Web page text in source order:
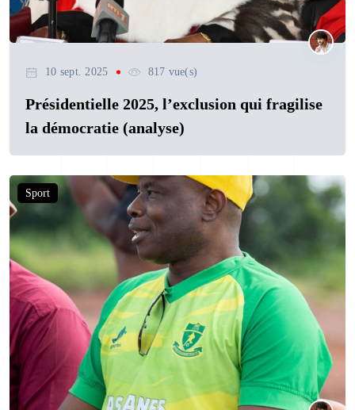
10 sept. 2025 817 vue(s)
Présidentielle 2025, l’exclusion qui fragilise
la démocratie (analyse)
Sport